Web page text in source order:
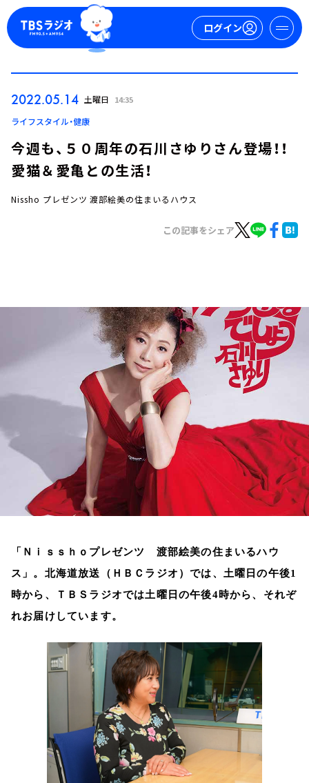
ログイン
ログイン
お知らせ
イベント・グッズ
2022.05.14 土曜日 14:35
ライフスタイル・健康
今週も、５０周年の石川さゆりさん登場！！
愛猫＆愛亀との生活！
Nissho プレゼンツ 渡部絵美の住まいるハウス
この記事をシェア
「Ｎｉｓｓｈｏプレゼンツ 渡部絵美の住まいるハウ
ス」。北海道放送（ＨＢＣラジオ）では、土曜日の午後1
時から、ＴＢＳラジオでは土曜日の午後4時から、それぞ
れお届けしています。